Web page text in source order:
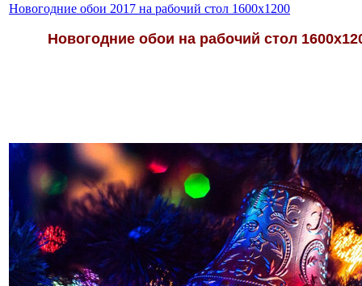
Новогодние обои 2017 на рабочий стол 1600х1200
Новогодние обои на рабочий стол